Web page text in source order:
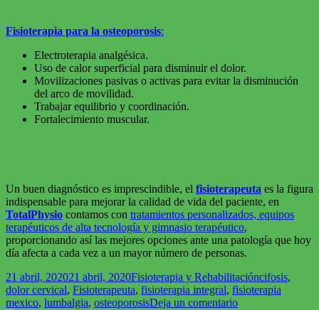
Fisioterapia para la osteoporosis:
Electroterapia analgésica.
Uso de calor superficial para disminuir el dolor.
Movilizaciones pasivas o activas para evitar la disminución
del arco de movilidad.
Trabajar equilibrio y coordinación.
Fortalecimiento muscular.
Un buen diagnóstico es imprescindible, el fisioterapeuta es la figura
indispensable para mejorar la calidad de vida del paciente, en
TotalPhysio contamos con tratamientos personalizados, equipos
terapéuticos de alta tecnología y gimnasio terapéutico,
proporcionando así las mejores opciones ante una patología que hoy
día afecta a cada vez a un mayor número de personas.
Publicado
el
21 abril, 202021 abril, 2020Categorías
Fisioterapia y RehabilitaciónEtiquetas
cifosis,
dolor cervical, Fisioterapeuta, fisioterapia integral, fisioterapia
mexico, lumbalgia, osteoporosisDeja un comentarioen